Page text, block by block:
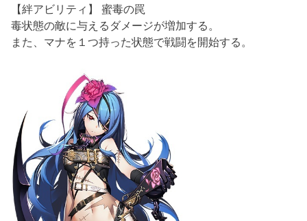
【絆アビリティ】 蜜毒の罠
毒状態の敵に与えるダメージが増加する。
また、マナを１つ持った状態で戦闘を開始する。